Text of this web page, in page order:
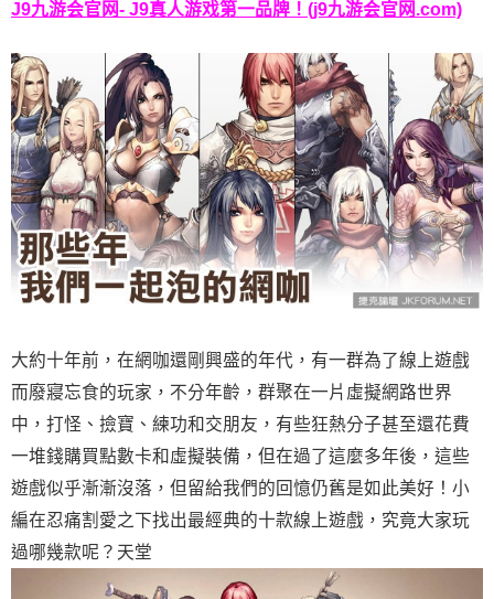
J9九游会官网- J9真人游戏第一品牌！(j9九游会官网.com)
大約十年前，在網咖還剛興盛的年代，有一群為了線上遊戲
而廢寢忘食的玩家，不分年齡，群聚在一片虛擬網路世界
中，打怪、撿寶、練功和交朋友，有些狂熱分子甚至還花費
一堆錢購買點數卡和虛擬裝備，但在過了這麼多年後，這些
遊戲似乎漸漸沒落，但留給我們的回憶仍舊是如此美好！小
編在忍痛割愛之下找出最經典的十款線上遊戲，究竟大家玩
過哪幾款呢？天堂